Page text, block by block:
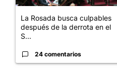
La Rosada busca culpables
después de la derrota en el
S...
24 comentarios